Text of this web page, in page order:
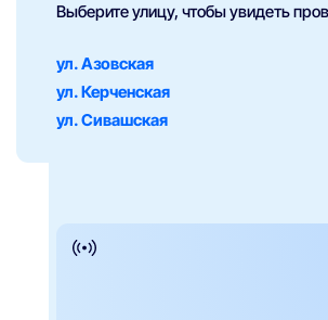
Выберите улицу, чтобы увидеть
ул. Азовская
ул. Керченская
ул. Сивашская